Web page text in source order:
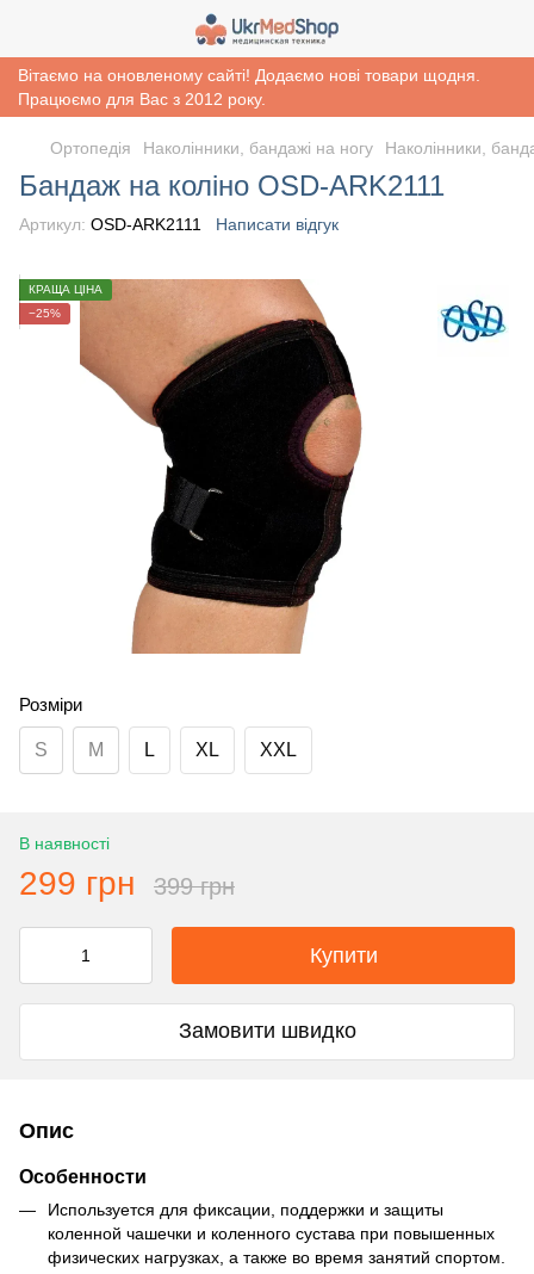
Вітаємо на оновленому сайті! Додаємо нові товари щодня.
Працюємо для Вас з 2012 року.
Ортопедія Наколінники, бандажі на ногу Наколінники,
Бандаж на коліно OSD-ARK2111
Артикул: OSD-ARK2111 Написати відгук
КРАЩА ЦІНА
−25%
Розміри
S M L XL XXL
В наявності
299 грн 399 грн
Купити
Замовити швидко
Опис
Особенности
Используется для фиксации, поддержки и защиты
коленной чашечки и коленного сустава при повышенных
физических нагрузках, а также во время занятий спортом.